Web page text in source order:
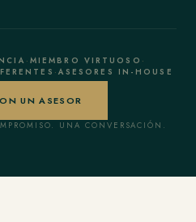
· MIEMBRO VIRTUOSO ·
· ASESORES IN-HOUSE
UN ASESOR
UNA CONVERSACIÓN.